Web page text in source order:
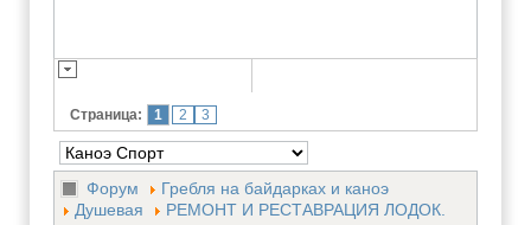
Страница: 1 2 3
Форум
Гребля на байдарках и каноэ
Душевая
РЕМОНТ И РЕСТАВРАЦИЯ ЛОДОК.